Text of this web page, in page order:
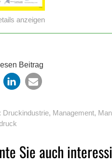
anzeigen
Beitrag
Druckindustrie, Management,
Sie auch